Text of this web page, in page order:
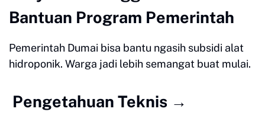
Bantuan Program Pemerintah
Pemerintah Dumai bisa bantu ngasih subsidi alat
hidroponik. Warga jadi lebih semangat buat mulai.
Pengetahuan Teknis →